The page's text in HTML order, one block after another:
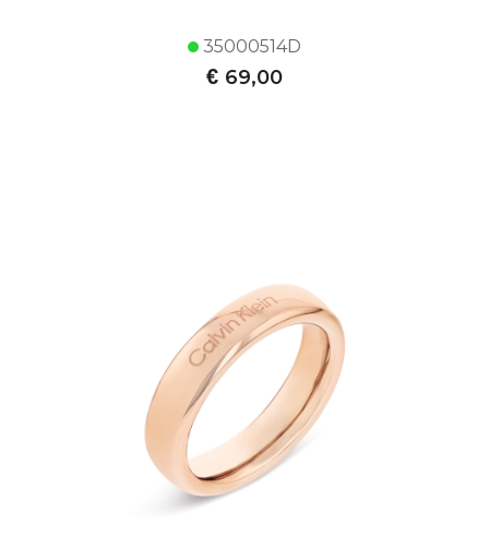
35000514D
€ 69,00